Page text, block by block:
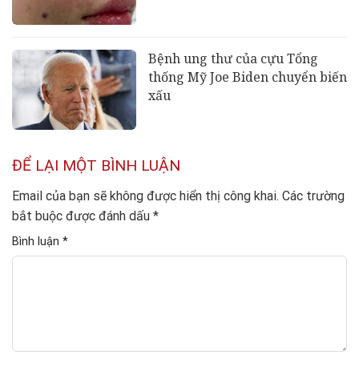
Bệnh ung thư của cựu Tổng
thống Mỹ Joe Biden chuyển biến
xấu
ĐỂ LẠI MỘT BÌNH LUẬN
Email của bạn sẽ không được hiển thị công khai. Các trường
bắt buộc được đánh dấu *
Bình luận *